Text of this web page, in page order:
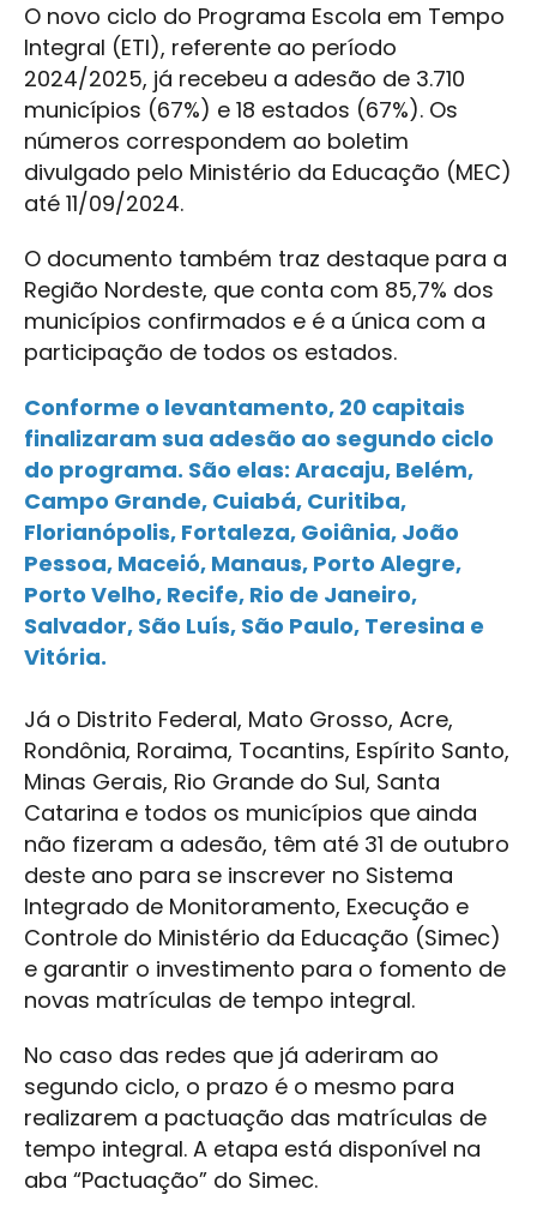
O novo ciclo do Programa Escola em Tempo
Integral (ETI), referente ao período
2024/2025, já recebeu a adesão de 3.710
municípios (67%) e 18 estados (67%). Os
números correspondem ao boletim
divulgado pelo Ministério da Educação (MEC)
até 11/09/2024.
O documento também traz destaque para a
Região Nordeste, que conta com 85,7% dos
municípios confirmados e é a única com a
participação de todos os estados.
Conforme o levantamento, 20 capitais
finalizaram sua adesão ao segundo ciclo
do programa. São elas: Aracaju, Belém,
Campo Grande, Cuiabá, Curitiba,
Florianópolis, Fortaleza, Goiânia, João
Pessoa, Maceió, Manaus, Porto Alegre,
Porto Velho, Recife, Rio de Janeiro,
Salvador, São Luís, São Paulo, Teresina e
Vitória.
Já o Distrito Federal, Mato Grosso, Acre,
Rondônia, Roraima, Tocantins, Espírito Santo,
Minas Gerais, Rio Grande do Sul, Santa
Catarina e todos os municípios que ainda
não fizeram a adesão, têm até 31 de outubro
deste ano para se inscrever no Sistema
Integrado de Monitoramento, Execução e
Controle do Ministério da Educação (Simec)
e garantir o investimento para o fomento de
novas matrículas de tempo integral.
No caso das redes que já aderiram ao
segundo ciclo, o prazo é o mesmo para
realizarem a pactuação das matrículas de
tempo integral. A etapa está disponível na
aba “Pactuação” do Simec.